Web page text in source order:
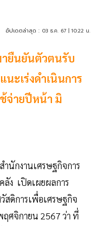
อัปเดตล่าสุด : 03 ธ.ค. 67 | 10:22 น.
ยืนยันตัวตนรับ
ะเร่งดำเนินการ
จ่ายปีหน้า มิ
นักงานเศรษฐกิจการ
ลัง เปิดเผยผลการ
สดิการเพื่อเศรษฐกิจ
ศจิกายน 2567 ว่า ที่